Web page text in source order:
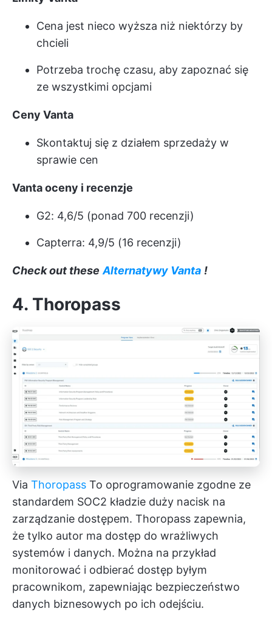
Cena jest nieco wyższa niż niektórzy by
chcieli
Potrzeba trochę czasu, aby zapoznać się
ze wszystkimi opcjami
Ceny Vanta
Skontaktuj się z działem sprzedaży w
sprawie cen
Vanta oceny i recenzje
G2: 4,6/5 (ponad 700 recenzji)
Capterra: 4,9/5 (16 recenzji)
Check out these Alternatywy Vanta !
4. Thoropass
Via Thoropass To oprogramowanie zgodne ze
standardem SOC2 kładzie duży nacisk na
zarządzanie dostępem. Thoropass zapewnia,
że tylko autor ma dostęp do wrażliwych
systemów i danych. Można na przykład
monitorować i odbierać dostęp byłym
pracownikom, zapewniając bezpieczeństwo
danych biznesowych po ich odejściu.